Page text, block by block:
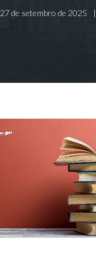
27 de setembro de 2025